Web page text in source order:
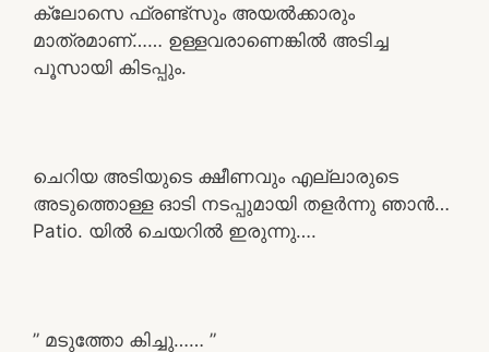
ക്ലോസെ ഫ്രണ്ട്സും അയൽക്കാരും
മാത്രമാണ്…… ഉള്ളവരാണെങ്കിൽ അടിച്ച
പൂസായി കിടപ്പും.
ചെറിയ അടിയുടെ ക്ഷീണവും എല്ലാരുടെ
അടുത്തൊള്ള ഓടി നടപ്പുമായി തളർന്നു ഞാൻ…
Patio. യിൽ ചെയറിൽ ഇരുന്നു….
” മടുത്തോ കിച്ചു…… ”